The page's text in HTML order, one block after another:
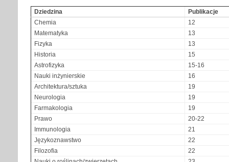
Dziedzina
Publikacje
Chemia
12
Matematyka
13
Fizyka
13
Historia
15
Astrofizyka
15-16
Nauki inżynierskie
16
Architektura/sztuka
19
Neurologia
19
Farmakologia
19
Prawo
20-22
Immunologia
21
Językoznawstwo
22
Filozofia
22